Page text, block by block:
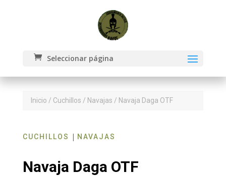
Seleccionar página
Inicio / Cuchillos / Navajas / Navaja Daga OTF
CUCHILLOS | NAVAJAS
Navaja Daga OTF